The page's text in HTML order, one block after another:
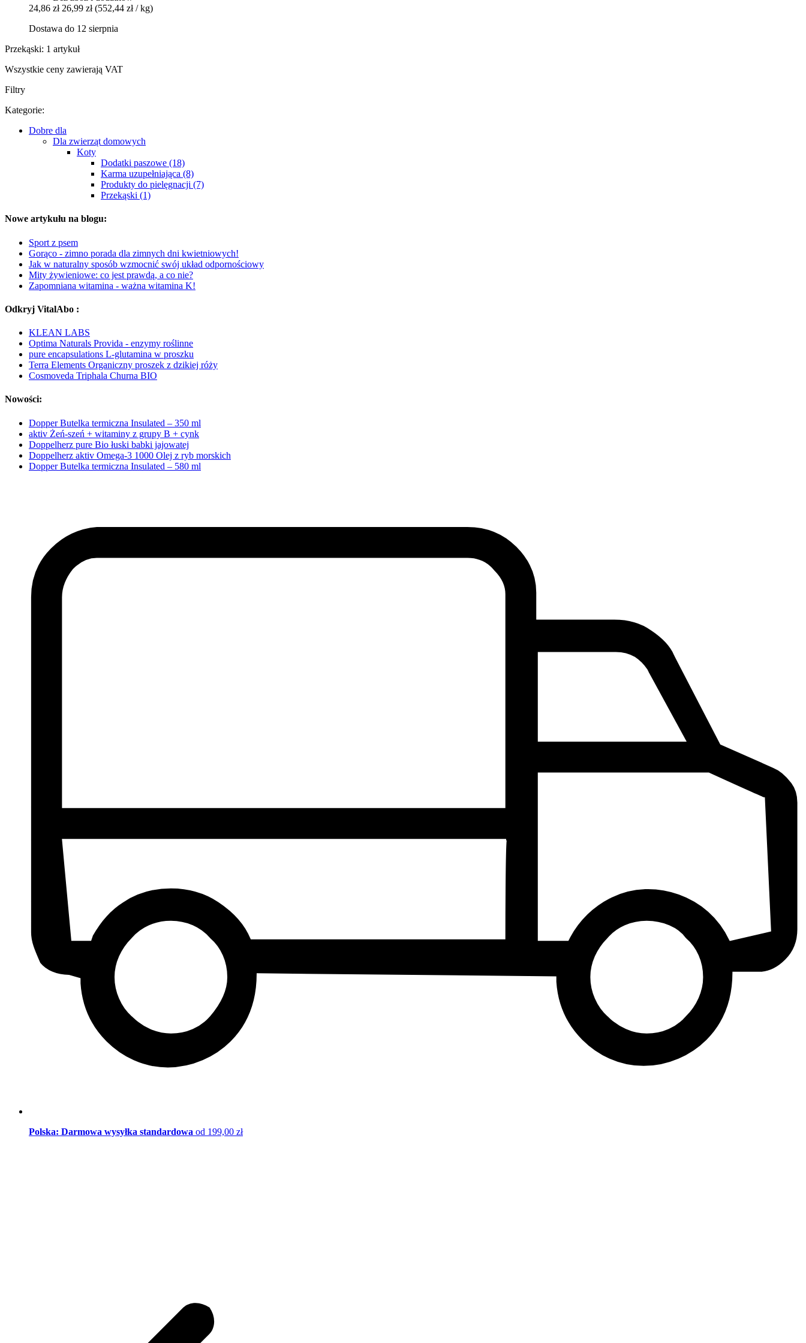
24,86 zł 26,99 zł (552,44 zł / kg)
Dostawa do 12 sierpnia
Przekąski: 1 artykuł
Wszystkie ceny zawierają VAT
Filtry
Kategorie:
Dobre dla
Dla zwierząt domowych
Koty
Dodatki paszowe (18)
Karma uzupełniająca (8)
Produkty do pielęgnacji (7)
Przekąski (1)
Nowe artykułu na blogu:
Sport z psem
Gorąco - zimno porada dla zimnych dni kwietniowych!
Jak w naturalny sposób wzmocnić swój układ odpornościowy
Mity żywieniowe: co jest prawdą, a co nie?
Zapomniana witamina - ważna witamina K!
Odkryj VitalAbo :
KLEAN LABS
Optima Naturals Provida - enzymy roślinne
pure encapsulations L-glutamina w proszku
Terra Elements Organiczny proszek z dzikiej róży
Cosmoveda Triphala Churna BIO
Nowości:
Dopper Butelka termiczna Insulated – 350 ml
aktiv Żeń-szeń + witaminy z grupy B + cynk
Doppelherz pure Bio łuski babki jajowatej
Doppelherz aktiv Omega-3 1000 Olej z ryb morskich
Dopper Butelka termiczna Insulated – 580 ml
Polska: Darmowa wysyłka standardowa od 199,00 zł